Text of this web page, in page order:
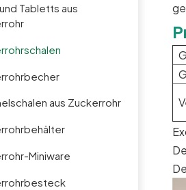
Tabletts aus
aus Zuckerrohr
Miniware